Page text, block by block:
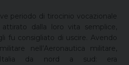
periodo di tirocinio vocazionale
dalla loro vita semplice,
fu consigliato di uscire. Avendo
nell’Aeronautica militare,
da nord a sud: era